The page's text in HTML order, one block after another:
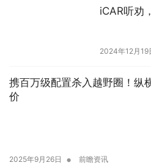
iCAR听劝
2024年12月19
携百万级配置杀入越野圈！纵
价
2025年9月26日 • 前瞻资讯